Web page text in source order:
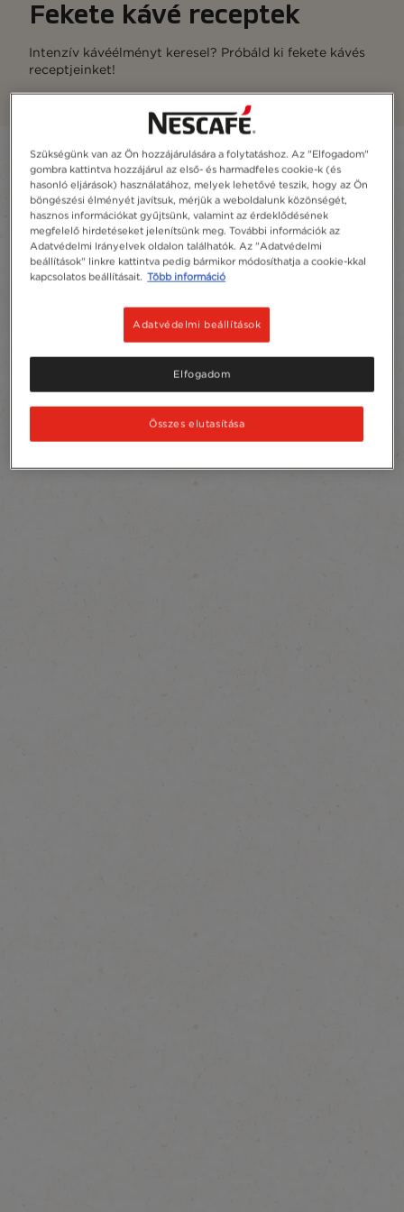
Fekete kávé receptek
Intenzív kávéélményt keresel? Próbáld ki fekete kávés
receptjeinket!
Filter
4 receptek Sort:Leginkább ajánlott
content-grid
Szükségünk van az Ön hozzájárulására a folytatáshoz. Az "Elfogadom"
gombra kattintva hozzájárul az első- és harmadfeles cookie-k (és
hasonló eljárások) használatához, melyek lehetővé teszik, hogy az Ön
böngészési élményét javítsuk, mérjük a weboldalunk közönségét,
hasznos információkat gyűjtsünk, valamint az érdeklődésének
megfelelő hirdetéseket jelenítsünk meg. További információk az
Adatvédelmi Irányelvek oldalon találhatók. Az "Adatvédelmi
beállítások" linkre kattintva pedig bármikor módosíthatja a cookie-kkal
kapcsolatos beállításait. Több információ
Adatvédelmi beállítások
Összes elutasítása
Elfogadom